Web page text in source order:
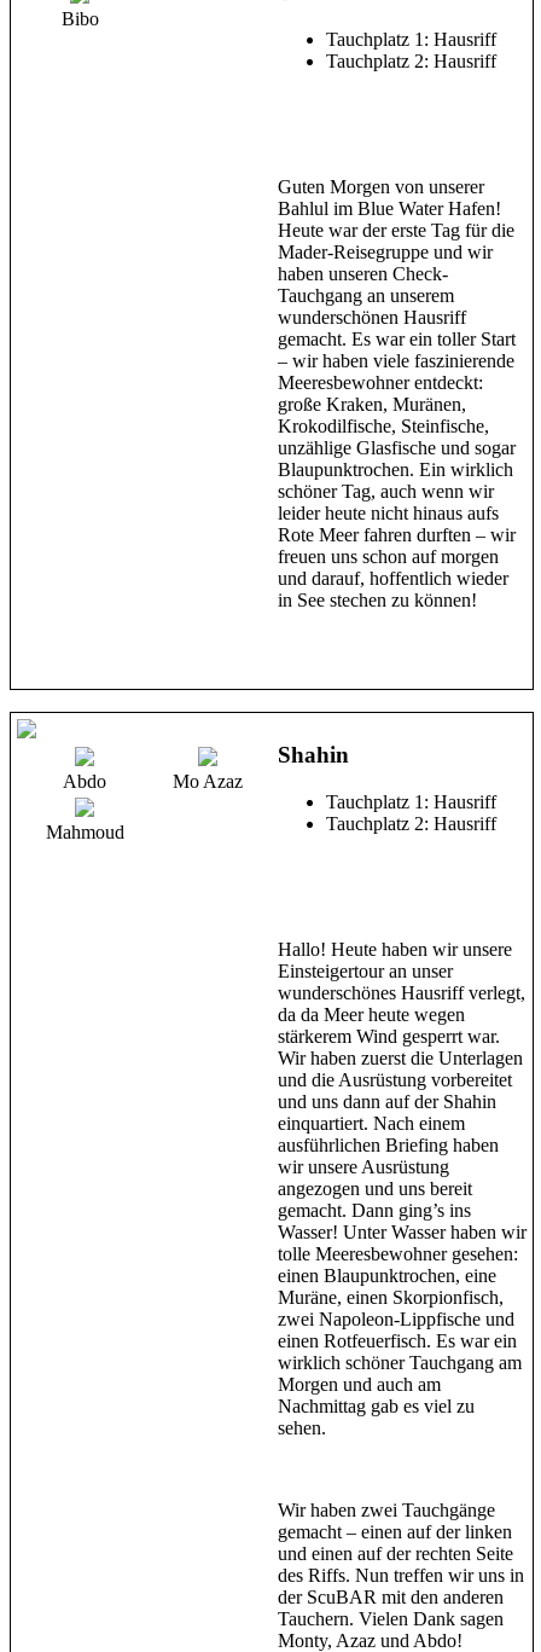
Bibo
Tauchplatz 1: Hausriff
Tauchplatz 2: Hausriff
Guten Morgen von unserer
Bahlul im Blue Water Hafen!
Heute war der erste Tag für die
Mader-Reisegruppe und wir
haben unseren Check-
Tauchgang an unserem
wunderschönen Hausriff
gemacht. Es war ein toller Start
– wir haben viele faszinierende
Meeresbewohner entdeckt:
große Kraken, Muränen,
Krokodilfische, Steinfische,
unzählige Glasfische und sogar
Blaupunktrochen. Ein wirklich
schöner Tag, auch wenn wir
leider heute nicht hinaus aufs
Rote Meer fahren durften – wir
freuen uns schon auf morgen
und darauf, hoffentlich wieder
in See stechen zu können!
Abdo Mo Azaz
Mahmoud
Shahin
Tauchplatz 1: Hausriff
Tauchplatz 2: Hausriff
Hallo! Heute haben wir unsere
Einsteigertour an unser
wunderschönes Hausriff verlegt,
da da Meer heute wegen
stärkerem Wind gesperrt war.
Wir haben zuerst die Unterlagen
und die Ausrüstung vorbereitet
und uns dann auf der Shahin
einquartiert. Nach einem
ausführlichen Briefing haben
wir unsere Ausrüstung
angezogen und uns bereit
gemacht. Dann ging’s ins
Wasser! Unter Wasser haben wir
tolle Meeresbewohner gesehen:
einen Blaupunktrochen, eine
Muräne, einen Skorpionfisch,
zwei Napoleon-Lippfische und
einen Rotfeuerfisch. Es war ein
wirklich schöner Tauchgang am
Morgen und auch am
Nachmittag gab es viel zu
sehen.
Wir haben zwei Tauchgänge
gemacht – einen auf der linken
und einen auf der rechten Seite
des Riffs. Nun treffen wir uns in
der ScuBAR mit den anderen
Tauchern. Vielen Dank sagen
Monty, Azaz und Abdo!